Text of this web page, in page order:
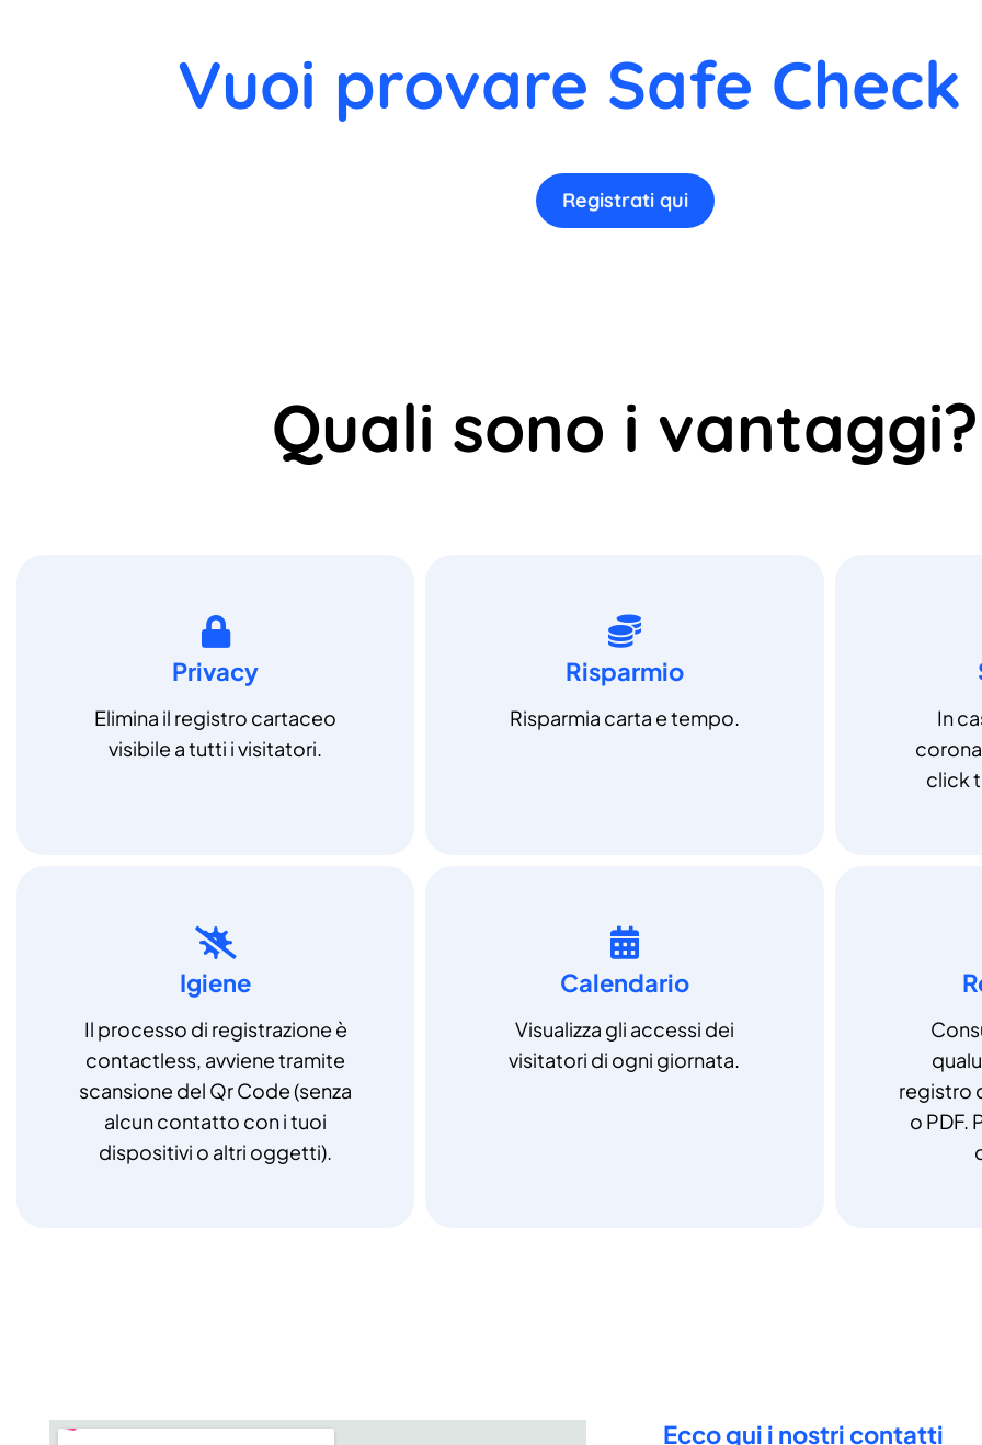
Vuoi provare Safe Check
Registrati qui
Quali sono i vantaggi?
Privacy
Elimina il registro cartaceo
visibile a tutti i visitatori.
Risparmio
Risparmia carta e tempo.
In
click
Igiene
Il processo di registrazione è
contactless, avviene tramite
scansione del Qr Code (senza
alcun contatto con i tuoi
dispositivi o altri oggetti).
Calendario
Visualizza gli accessi dei
visitatori di ogni giornata.
registro
o PDF.
Ecco qui i nostri contatti